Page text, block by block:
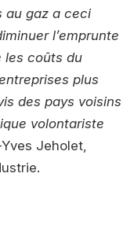
au gaz a ceci
l’emprunte
les coûts du
plus
des pays voisins
volontariste
Jeholet,